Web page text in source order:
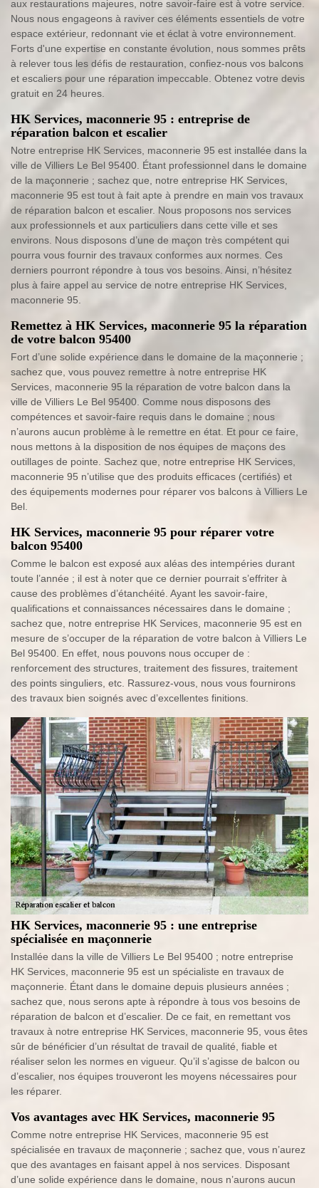
aux restaurations majeures, notre savoir-faire est à votre service.
Nous nous engageons à raviver ces éléments essentiels de votre
espace extérieur, redonnant vie et éclat à votre environnement.
Forts d'une expertise en constante évolution, nous sommes prêts
à relever tous les défis de restauration, confiez-nous vos balcons
et escaliers pour une réparation impeccable. Obtenez votre devis
gratuit en 24 heures.
HK Services, maconnerie 95 : entreprise de
réparation balcon et escalier
Notre entreprise HK Services, maconnerie 95 est installée dans la
ville de Villiers Le Bel 95400. Étant professionnel dans le domaine
de la maçonnerie ; sachez que, notre entreprise HK Services,
maconnerie 95 est tout à fait apte à prendre en main vos travaux
de réparation balcon et escalier. Nous proposons nos services
aux professionnels et aux particuliers dans cette ville et ses
environs. Nous disposons d’une de maçon très compétent qui
pourra vous fournir des travaux conformes aux normes. Ces
derniers pourront répondre à tous vos besoins. Ainsi, n’hésitez
plus à faire appel au service de notre entreprise HK Services,
maconnerie 95.
Remettez à HK Services, maconnerie 95 la réparation
de votre balcon 95400
Fort d’une solide expérience dans le domaine de la maçonnerie ;
sachez que, vous pouvez remettre à notre entreprise HK
Services, maconnerie 95 la réparation de votre balcon dans la
ville de Villiers Le Bel 95400. Comme nous disposons des
compétences et savoir-faire requis dans le domaine ; nous
n’aurons aucun problème à le remettre en état. Et pour ce faire,
nous mettons à la disposition de nos équipes de maçons des
outillages de pointe. Sachez que, notre entreprise HK Services,
maconnerie 95 n’utilise que des produits efficaces (certifiés) et
des équipements modernes pour réparer vos balcons à Villiers Le
Bel.
HK Services, maconnerie 95 pour réparer votre
balcon 95400
Comme le balcon est exposé aux aléas des intempéries durant
toute l’année ; il est à noter que ce dernier pourrait s’effriter à
cause des problèmes d’étanchéité. Ayant les savoir-faire,
qualifications et connaissances nécessaires dans le domaine ;
sachez que, notre entreprise HK Services, maconnerie 95 est en
mesure de s’occuper de la réparation de votre balcon à Villiers Le
Bel 95400. En effet, nous pouvons nous occuper de :
renforcement des structures, traitement des fissures, traitement
des points singuliers, etc. Rassurez-vous, nous vous fournirons
des travaux bien soignés avec d’excellentes finitions.
HK Services, maconnerie 95 : une entreprise
spécialisée en maçonnerie
Installée dans la ville de Villiers Le Bel 95400 ; notre entreprise
HK Services, maconnerie 95 est un spécialiste en travaux de
maçonnerie. Étant dans le domaine depuis plusieurs années ;
sachez que, nous serons apte à répondre à tous vos besoins de
réparation de balcon et d’escalier. De ce fait, en remettant vos
travaux à notre entreprise HK Services, maconnerie 95, vous êtes
sûr de bénéficier d’un résultat de travail de qualité, fiable et
réaliser selon les normes en vigueur. Qu’il s’agisse de balcon ou
d’escalier, nos équipes trouveront les moyens nécessaires pour
les réparer.
Vos avantages avec HK Services, maconnerie 95
Comme notre entreprise HK Services, maconnerie 95 est
spécialisée en travaux de maçonnerie ; sachez que, vous n’aurez
que des avantages en faisant appel à nos services. Disposant
d’une solide expérience dans le domaine, nous n’aurons aucun